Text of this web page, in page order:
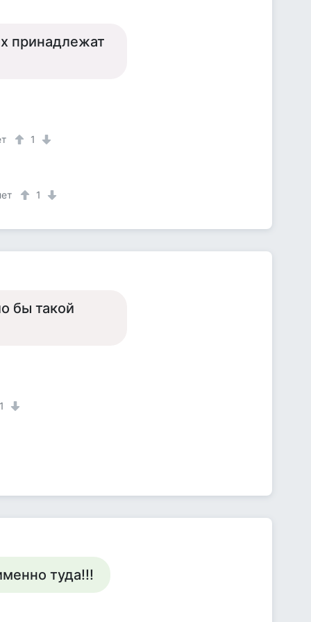
принадлежат
1
1
бы такой
1
туда!!!